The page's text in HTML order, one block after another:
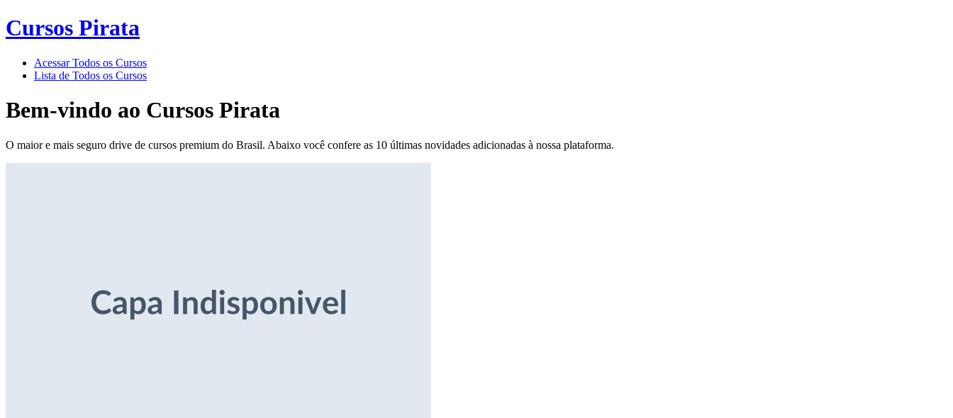
Cursos Pirata
Acessar Todos os Cursos
Lista de Todos os Cursos
Bem-vindo ao Cursos Pirata
O maior e mais seguro drive de cursos premium do Brasil. Abaixo você confere as 10 últimas novidades adicionadas à nossa plataforma.